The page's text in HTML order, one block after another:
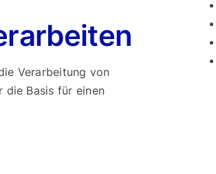
Verarbeitung von
Basis für einen